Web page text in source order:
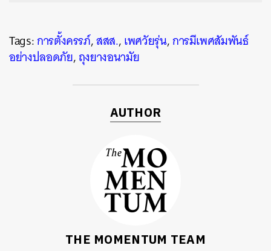
Tags:การตั้งครรภ์,สสส.,เพศวัยรุ่น,การมีเพศสัมพันธ์
อย่างปลอดภัย,ถุงยางอนามัย
AUTHOR
THE MOMENTUM TEAM